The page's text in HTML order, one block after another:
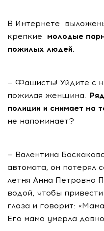
В Интернете
крепкие
молодые
пожилых людей.
— Фашисты! Уйдите с
пожилая женщина.
полиции и снимает на
не напоминает?
— Валентина
автомата, он потерял
летня Анна Петровна
водой, чтобы
глаза и говорит:
Его мама умерла